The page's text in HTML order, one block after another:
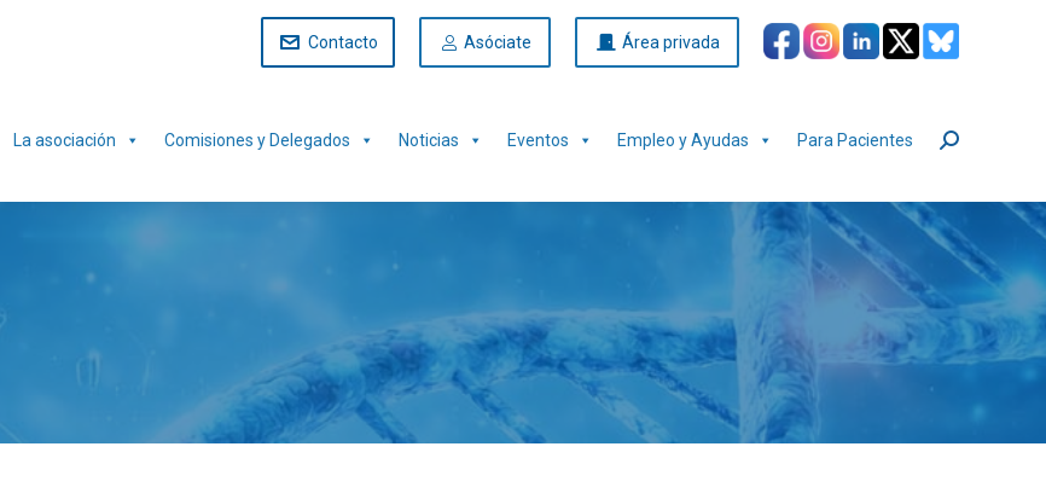
Contacto Asóciate Área privada
La asociación Comisiones y Delegados Noticias Eventos Empleo y Ayudas Para Pacientes Buscar: